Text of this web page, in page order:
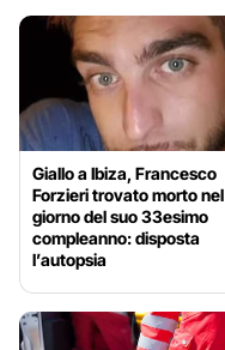
Giallo a Ibiza, Francesco
Forzieri trovato morto nel
giorno del suo 33esimo
compleanno: disposta
l’autopsia